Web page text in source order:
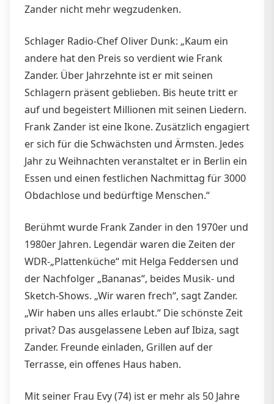
Zander nicht mehr wegzudenken.
Schlager Radio-Chef Oliver Dunk: „Kaum ein
andere hat den Preis so verdient wie Frank
Zander. Über Jahrzehnte ist er mit seinen
Schlagern präsent geblieben. Bis heute tritt er
auf und begeistert Millionen mit seinen Liedern.
Frank Zander ist eine Ikone. Zusätzlich engagiert
er sich für die Schwächsten und Ärmsten. Jedes
Jahr zu Weihnachten veranstaltet er in Berlin ein
Essen und einen festlichen Nachmittag für 3000
Obdachlose und bedürftige Menschen.“
Berühmt wurde Frank Zander in den 1970er und
1980er Jahren. Legendär waren die Zeiten der
WDR-„Plattenküche“ mit Helga Feddersen und
der Nachfolger „Bananas“, beides Musik- und
Sketch-Shows. „Wir waren frech“, sagt Zander.
„Wir haben uns alles erlaubt.“ Die schönste Zeit
privat? Das ausgelassene Leben auf Ibiza, sagt
Zander. Freunde einladen, Grillen auf der
Terrasse, ein offenes Haus haben.
Mit seiner Frau Evy (74) ist er mehr als 50 Jahre